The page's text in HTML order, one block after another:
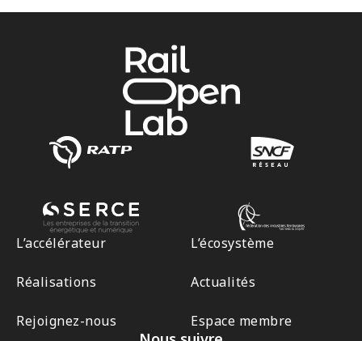
L’accélérateur L’écosystème
Réalisations Actualités
Rejoignez-nous Espace membre